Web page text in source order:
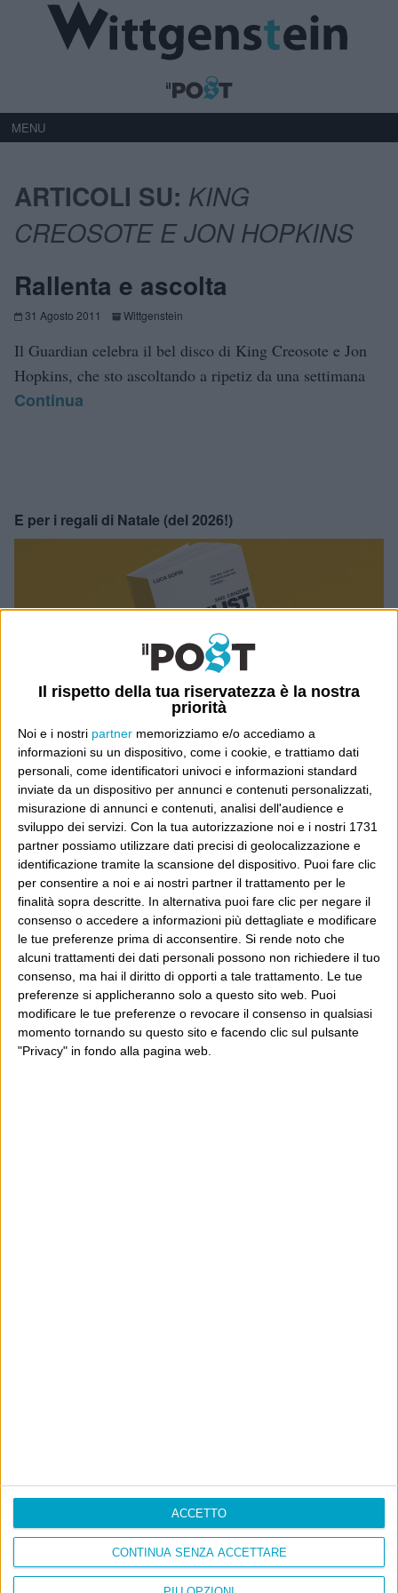
Il rispetto della tua riservatezza è la nostra
priorità
Noi e i nostri partner memorizziamo e/o accediamo a
informazioni su un dispositivo, come i cookie, e trattiamo dati
personali, come identificatori univoci e informazioni standard
inviate da un dispositivo per annunci e contenuti personalizzati,
misurazione di annunci e contenuti, analisi dell'audience e
sviluppo dei servizi. Con la tua autorizzazione noi e i nostri 1731
partner possiamo utilizzare dati precisi di geolocalizzazione e
identificazione tramite la scansione del dispositivo. Puoi fare clic
per consentire a noi e ai nostri partner il trattamento per le
finalità sopra descritte. In alternativa puoi fare clic per negare il
consenso o accedere a informazioni più dettagliate e modificare
le tue preferenze prima di acconsentire. Si rende noto che
alcuni trattamenti dei dati personali possono non richiedere il tuo
consenso, ma hai il diritto di opporti a tale trattamento. Le tue
preferenze si applicheranno solo a questo sito web. Puoi
modificare le tue preferenze o revocare il consenso in qualsiasi
momento tornando su questo sito e facendo clic sul pulsante
"Privacy" in fondo alla pagina web.
CONTINUA SENZA ACCETTARE
ACCETTO
MENU
ARTICOLI SU: KING
CREOSOTE E JON HOPKINS
Rallenta e ascolta
31 Agosto 2011 Wittgenstein
Il Guardian celebra il bel disco di King Creosote e Jon
Hopkins, che sto ascoltando a ripetiz da una settimana
Continua
E per i regali di Natale (del 2026!)
Info